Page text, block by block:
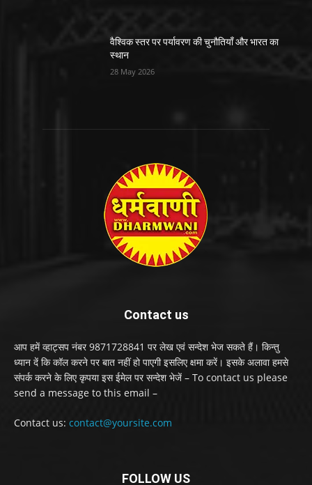
वैश्विक स्तर पर पर्यावरण की चुनौतियाँ और भारत का
स्थान
28 May 2026
Contact us
आप हमें व्हाट्सप नंबर 9871728841 पर लेख एवं सन्देश भेज सकते हैं। किन्तु
ध्यान दें कि कॉल करने पर बात नहीं हो पाएगी इसलिए क्षमा करें। इसके अलावा हमसे
संपर्क करने के लिए कृपया इस ईमेल पर सन्देश भेजें – To contact us please
send a message to this email –
Contact us: contact@yoursite.com
FOLLOW US